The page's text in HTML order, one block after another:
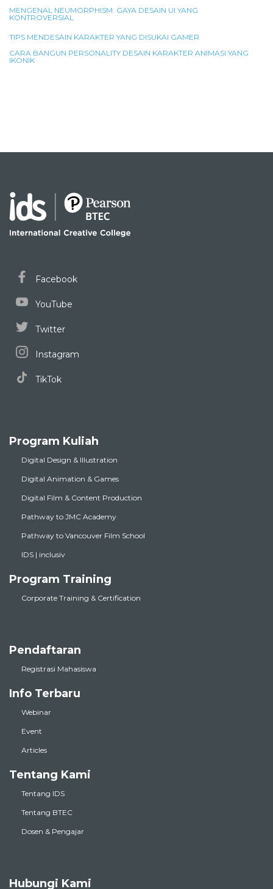
MENGENAL NEUMORPHISM: GAYA DESAIN UI YANG
KONTROVERSIAL
TIPS MENDESAIN KARAKTER YANG DISUKAI GAMER
CARA BANGUN PERSONALITY DESAIN KARAKTER ANIMASI YANG
IKONIK
Facebook
YouTube
Twitter
Instagram
TikTok
Program Kuliah
Digital Design & Illustration
Digital Animation & Games
Digital Film & Content Production
Pathway to JMC Academy
Pathway to Vancouver Film School
IDS | inclusiv
Program Training
Corporate Training & Certification
Pendaftaran
Registrasi Mahasiswa
Info Terbaru
Webinar
Event
Articles
Tentang Kami
Tentang IDS
Tentang BTEC
Dosen & Pengajar
Hubungi Kami